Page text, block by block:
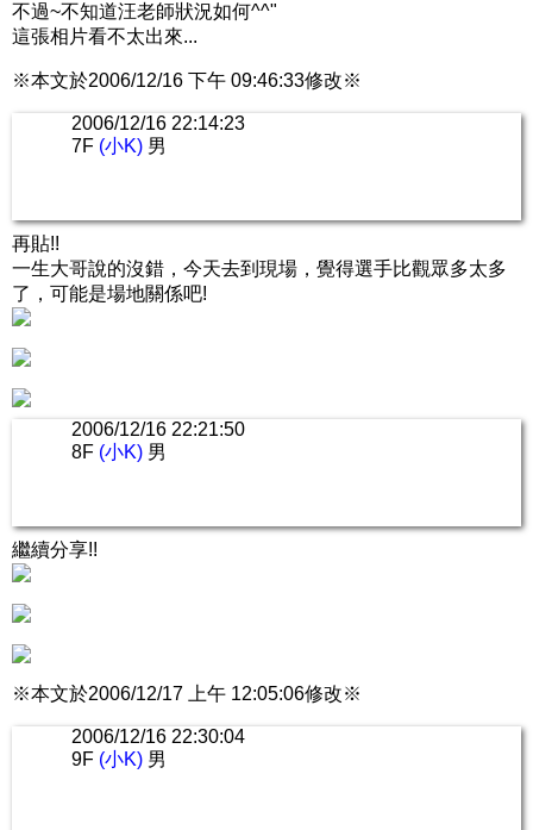
不過~不知道汪老師狀況如何^^"
這張相片看不太出來...
※本文於2006/12/16 下午 09:46:33修改※
2006/12/16 22:14:23
7F (小K) 男
再貼!!
一生大哥說的沒錯，今天去到現場，覺得選手比觀眾多太多
了，可能是場地關係吧!
2006/12/16 22:21:50
8F (小K) 男
繼續分享!!
※本文於2006/12/17 上午 12:05:06修改※
2006/12/16 22:30:04
9F (小K) 男